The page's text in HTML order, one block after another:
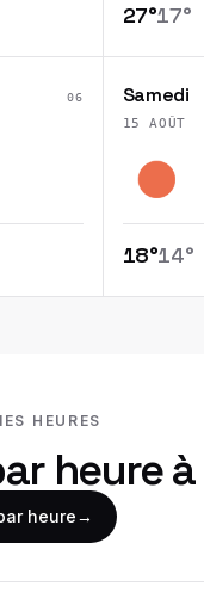
27°17°
06 Samedi
15 AOÛT
18°14°
HEURES
heure à
heure→